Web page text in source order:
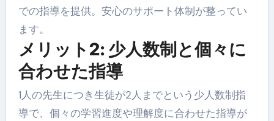
での指導を提供。安心のサポート体制が整ってい
ます。
メリット2: 少人数制と個々に
合わせた指導
1人の先生につき生徒が2人までという少人数制指
導で、個々の学習進度や理解度に合わせた指導が